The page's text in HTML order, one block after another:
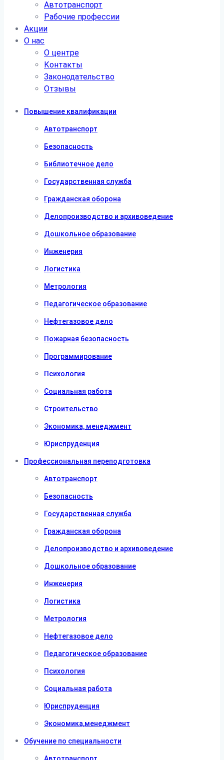
Автотранспорт
Рабочие профессии
Акции
О нас
О центре
Контакты
Законодательство
Отзывы
Повышение квалификации
Автотранспорт
Безопасность
Библиотечное дело
Государственная служба
Гражданская оборона
Делопроизводство и архивоведение
Дошкольное образование
Инженерия
Логистика
Метрология
Педагогическое образование
Нефтегазовое дело
Пожарная безопасность
Программирование
Психология
Социальная работа
Строительство
Экономика, менеджмент
Юриспруденция
Профессиональная переподготовка
Автотранспорт
Безопасность
Государственная служба
Гражданская оборона
Делопроизводство и архивоведение
Дошкольное образование
Инженерия
Логистика
Метрология
Нефтегазовое дело
Педагогическое образование
Психология
Социальная работа
Юриспруденция
Экономика,менеджмент
Обучение по специальности